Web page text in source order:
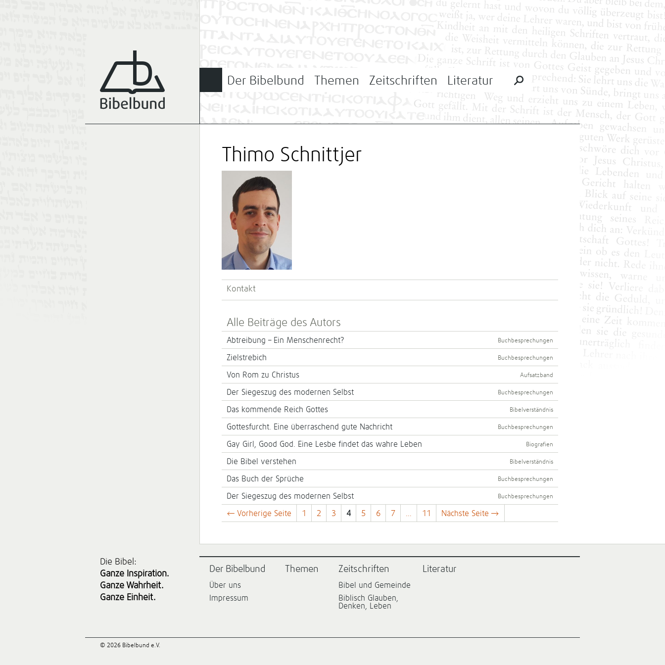
Der Bibelbund Themen Zeitschriften Literatur
Thimo Schnittjer
Kontakt
Alle Beiträge des Autors
Abtreibung – Ein Menschenrecht? Buchbesprechungen
Zielstrebich Buchbesprechungen
Von Rom zu Christus Aufsatzband
Der Siegeszug des modernen Selbst Buchbesprechungen
Das kommende Reich Gottes Bibelverständnis
Gottesfurcht. Eine überraschend gute Nachricht Buchbesprechungen
Gay Girl, Good God. Eine Lesbe findet das wahre Leben Biografien
Die Bibel verstehen Bibelverständnis
Das Buch der Sprüche Buchbesprechungen
Der Siegeszug des modernen Selbst Buchbesprechungen
← Vorherige Seite 1 2 3 4 5 6 7 11 Nächste Seite →
Die Bibel:
Ganze Inspiration.
Ganze Wahrheit.
Ganze Einheit.
Der Bibelbund
Über uns
Impressum
Themen Zeitschriften
Bibel und Gemeinde
Biblisch Glauben,
Denken, Leben
Literatur
© 2026 Bibelbund e.V.